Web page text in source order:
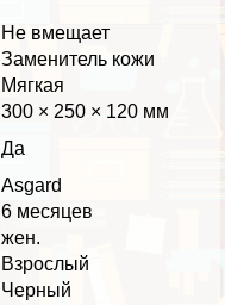
Не вмещает
Заменитель кожи
Мягкая
300 × 250 × 120 мм
Да
Asgard
6 месяцев
жен.
Взрослый
Черный